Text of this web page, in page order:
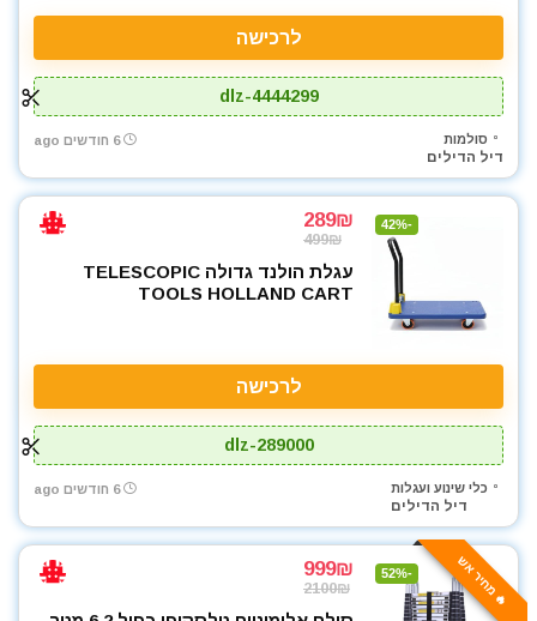
לרכישה
dlz-4444299
סולמות
דיל הדילים
6 חודשים ago
-42%
289₪
499₪
עגלת הולנד גדולה TELESCOPIC
TOOLS HOLLAND CART
לרכישה
dlz-289000
כלי שינוע ועגלות
דיל הדילים
6 חודשים ago
🔥 מחיר אש -52%
999₪
2100₪